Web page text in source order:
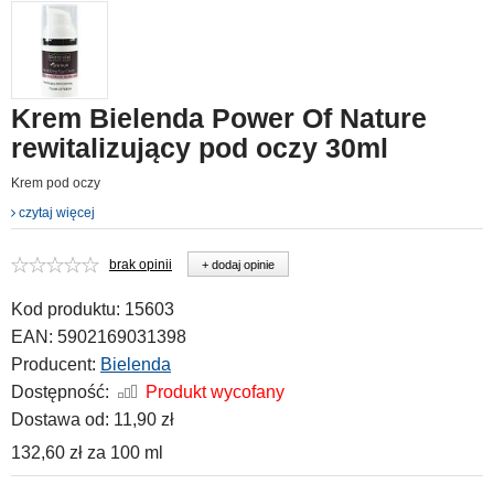
Krem Bielenda Power Of Nature
rewitalizujący pod oczy 30ml
Krem pod oczy
czytaj więcej
brak opinii + dodaj opinie
Kod produktu: 15603
EAN: 5902169031398
Producent: Bielenda
Dostępność:
Produkt wycofany
Dostawa od: 11,90 zł
132,60 zł za 100 ml